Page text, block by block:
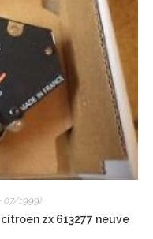
07/1999)
zx 613277 neuve